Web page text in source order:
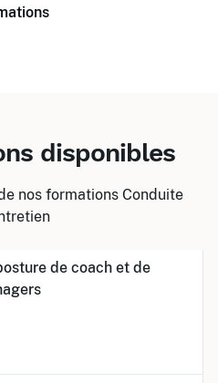
disponibles
nos formations Conduite
de coach et de